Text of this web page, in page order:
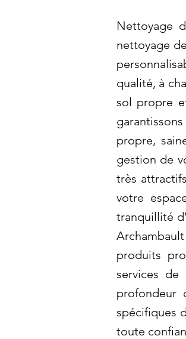
Nettoyage
nettoyage
qualité, à
sol propre
propre,
gestion de
très
votre
tranquillité
produits
services de
profondeur
spécifiques
toute